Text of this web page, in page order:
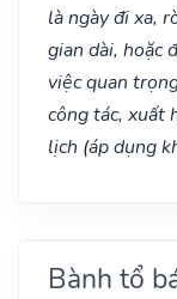
là ngày đi xa,
gian dài, hoặc
việc quan
công tác, xuất
lịch (áp dụng
Bành tổ